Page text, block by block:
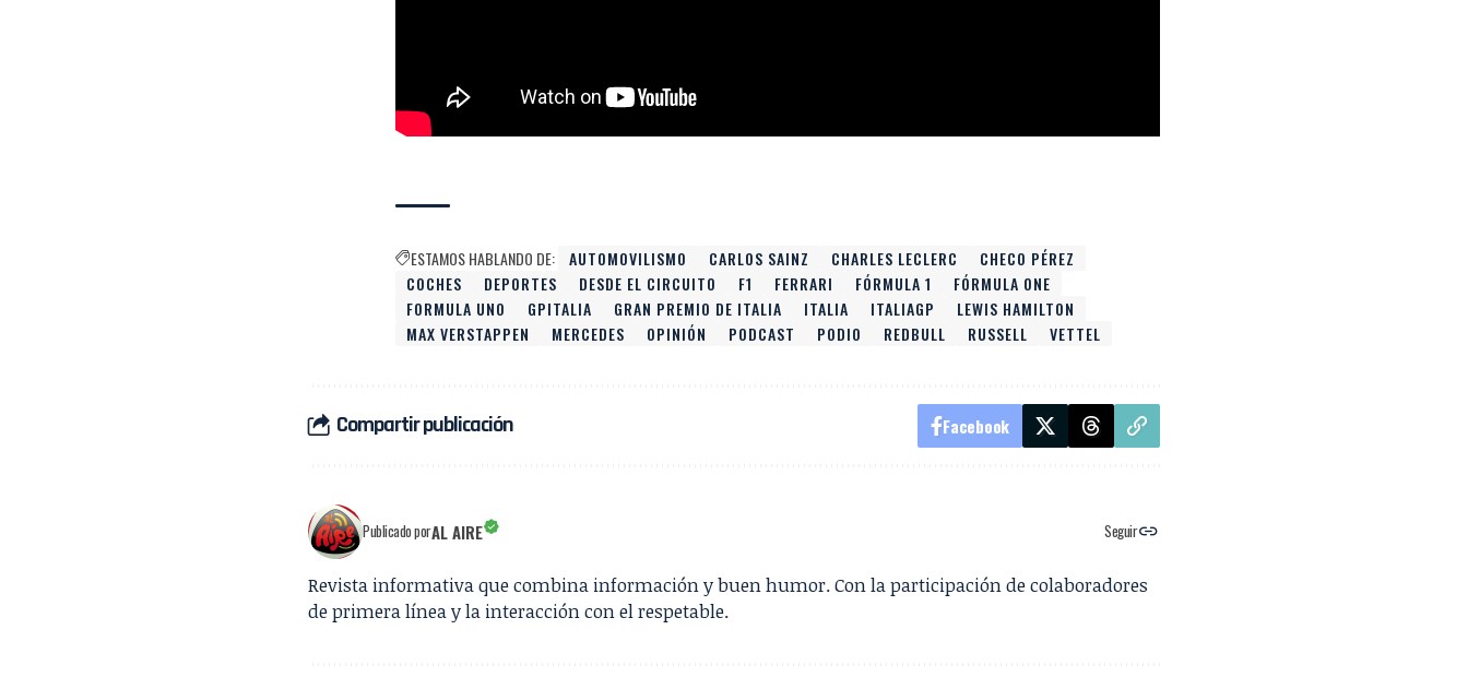
ESTAMOS HABLANDO DE: AUTOMOVILISMO CARLOS SAINZ CHARLES LECLERC
CHECO PÉREZ
COCHES
DEPORTES DESDE EL CIRCUITO F1 FERRARI FÓRMULA 1
FÓRMULA ONE
FORMULA UNO
GPITALIA GRAN PREMIO DE ITALIA ITALIA ITALIAGP
LEWIS HAMILTON
MAX VERSTAPPEN
MERCEDES OPINIÓN PODCAST PODIO REDBULL RUSSELL VETTEL
Compartir publicación Facebook
Publicado porAL AIRE Seguir
Revista informativa que combina información y buen humor. Con la participación de colaboradores
de primera línea y la interacción con el respetable.